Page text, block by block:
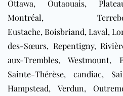
Ottawa, Outaouais,
Montréal,
Eustache, Boisbriand, Laval,
des-Sœurs, Repentigny,
aux-Trembles,Westmount,
Sainte-Thérèse, candiac,
Hampstead, Verdun,